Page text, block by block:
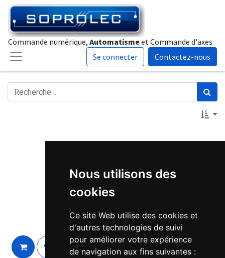
Nous utilisons des
cookies
Ce site Web utilise des cookies et
d'autres technologies de suivi
pour améliorer votre expérience
de navigation aux fins suivantes :
Commande numérique, Automatismeet Commande d'axes
Se connecter
Contactez-nous